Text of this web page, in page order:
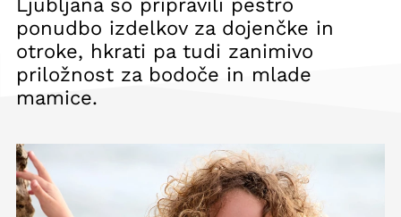
Ljubljana so pripravili pestro
ponudbo izdelkov za dojenčke in
otroke, hkrati pa tudi zanimivo
priložnost za bodoče in mlade
mamice.